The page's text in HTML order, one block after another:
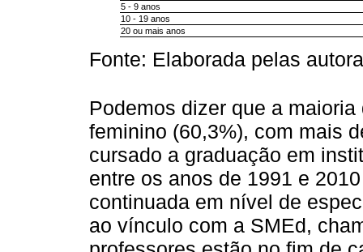
5 - 9 anos
10 - 19 anos
20 ou mais anos
Fonte: Elaborada pelas
Podemos dizer que a
feminino (60,3%), com mais
cursado a graduação em
entre os anos de 1991 e
continuada em nível de
ao vínculo com a SMEd,